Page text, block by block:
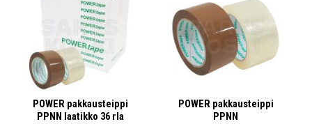
POWER pakkausteippi
PPNN laatikko 36 rla
POWER pakkausteippi
PPNN